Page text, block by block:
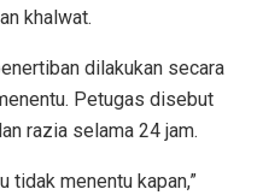
khalwat.
dilakukan secara
Petugas disebut
razia selama 24 jam.
tidak menentu kapan,”